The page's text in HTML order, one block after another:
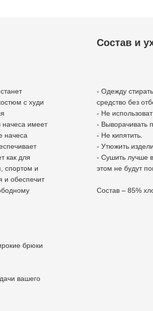
с худи
имеет
начеса
как для
спортом и
и обеспечит
брюки
вашего
Состав и
- Одежду
средство без
- Не
- Выворачивать
- Не кипятить.
- Утюжить
- Сушить лучше
этом не будут
Состав – 85%